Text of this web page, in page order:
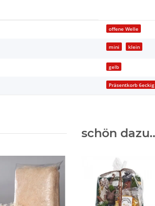
offene Welle
mini klein
gelb
Präsentkorb 6eckig
schön